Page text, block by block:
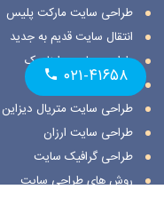
طراحی سایت مارکت پلیس
انتقال سایت قدیم به جدید
طراحی سایت داینامیک
طراحی سایت استاتیک
طراحی سایت متریال دیزاین
طراحی سایت ارزان
طراحی گرافیک سایت
روش های طراحی سایت
۰۲۱-۴۱۶۵۸